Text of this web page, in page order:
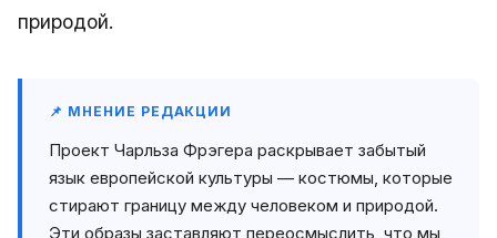
природой.
📌 МНЕНИЕ РЕДАКЦИИ
Проект Чарльза Фрэгера раскрывает забытый
язык европейской культуры — костюмы, которые
стирают границу между человеком и природой.
Эти образы заставляют переосмыслить, что мы